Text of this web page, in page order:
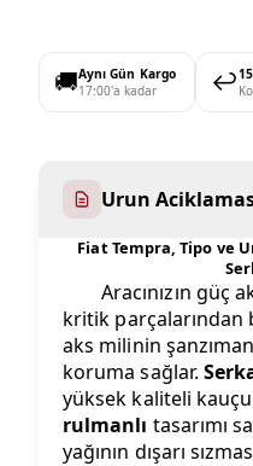
🚚Aynı Gün Kargo
17:00'a kadar
↩️
Urun
Fiat Tempra, Tipo ve
Aracınızın güç
kritik parçalarından
aks milinin
koruma sağlar.
yüksek kaliteli
rulmanlı tasarımı
yağının dışarı